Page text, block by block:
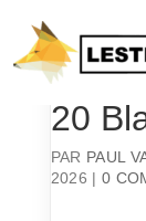
BMX
20
PAR PAUL
2026 | 0